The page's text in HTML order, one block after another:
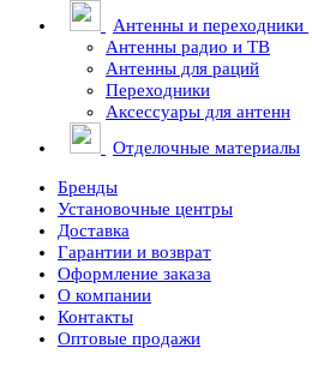
Антенны и переходники
Антенны радио и ТВ
Антенны для раций
Переходники
Аксессуары для антенн
Отделочные материалы
Бренды
Установочные центры
Доставка
Гарантии и возврат
Оформление заказа
О компании
Контакты
Оптовые продажи